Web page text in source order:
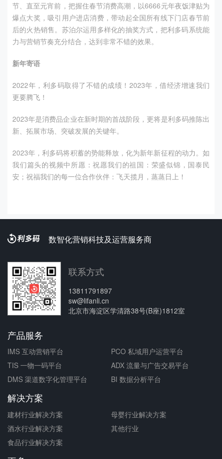
节、直至元宵前，把握住春节消费高潮，以6666元年夜饭津贴为
爆点大奖，吸引用户进店消费，带动起全国所有线下门店春节前
后的火热销售。苏泊尔运用多样化的抽奖方式，把利多码系统能
力与营销节奏充分结合，达到非常不错的效果。
新年寄语
2022年，利多码取得了不错的成绩！ 2023年，借经济增速我们
更要腾飞！
2023年是消费品企业在新时期的首战阶段，更将是利多码推陈出
新、拓展市场、突破发展的关键年。
2023年，利多码将积蓄的势能释放，化为新年新征程的动力。如
我们篇头的视频中所愿：祝愿我们的祖国：荣盛似锦，国泰民
安；祝福我们的每一位合作伙伴：飞天揽月，蒸蒸日上！
数智化营销科技及运营服务商
联系方式
13811791897
sw@lifanli.cn
北京市海淀区学清路38号(B座)1812室
产品服务
IMS 互动营销平台
PCO 私域用户运营平台
TIS 一物一码平台
ADX 流量与广告交易平台
DMS 渠道数字化管理平台
BI 数据分析平台
解决方案
建材行业解决方案
母婴行业解决方案
酒水行业解决方案
其他行业
食品行业解决方案